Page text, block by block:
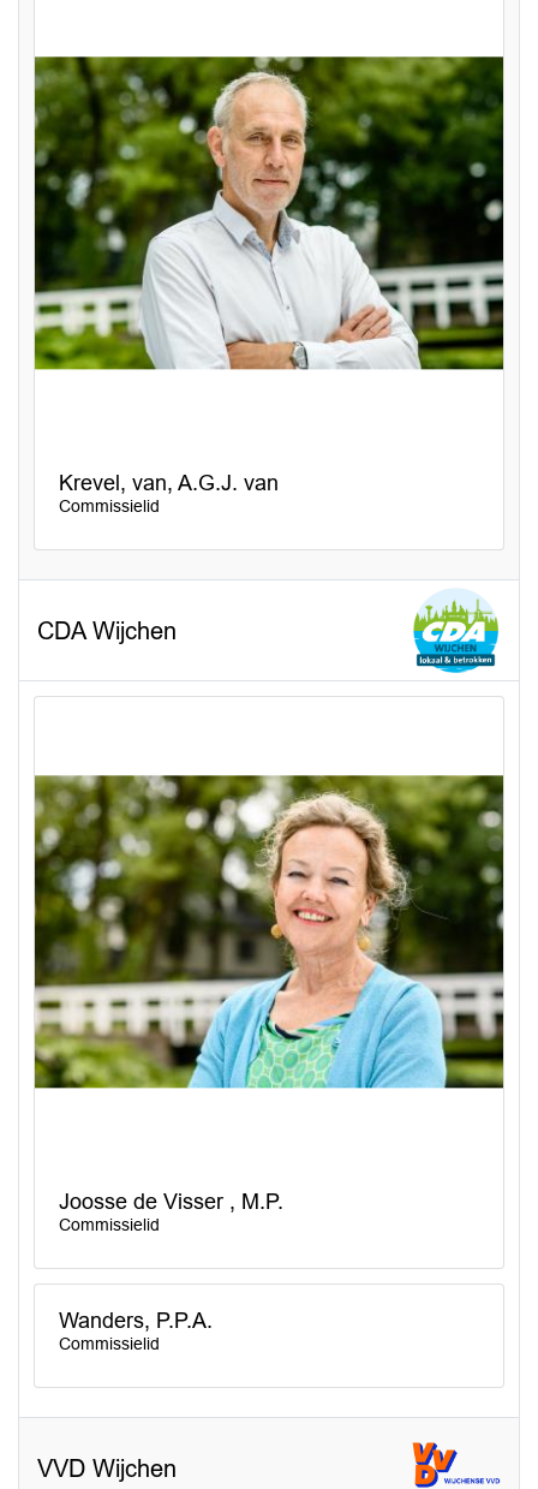
Krevel, van, A.G.J. van
Commissielid
CDA Wijchen
Joosse de Visser , M.P.
Commissielid
Wanders, P.P.A.
Commissielid
VVD Wijchen